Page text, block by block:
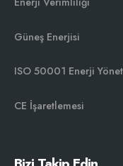
Güneş Enerjisi
ISO 50001 Enerji
CE İşaretlemesi